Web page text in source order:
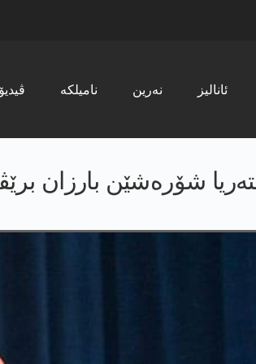
ڤیدیۆ نامیلکە نەرین ئانالیز
شۆرەشێن بارزان